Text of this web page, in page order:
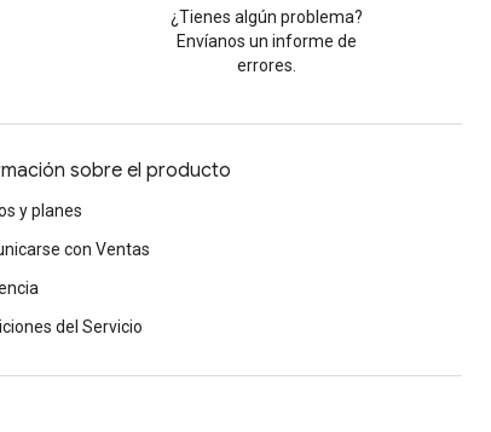
¿Tienes algún problema?
Envíanos un informe de
errores.
sobre el producto
y planes
con Ventas
del Servicio